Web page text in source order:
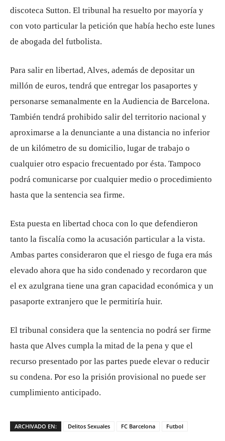
discoteca Sutton. El tribunal ha resuelto por mayoría y
con voto particular la petición que había hecho este lunes
de abogada del futbolista.
Para salir en libertad, Alves, además de depositar un
millón de euros, tendrá que entregar los pasaportes y
personarse semanalmente en la Audiencia de Barcelona.
También tendrá prohibido salir del territorio nacional y
aproximarse a la denunciante a una distancia no inferior
de un kilómetro de su domicilio, lugar de trabajo o
cualquier otro espacio frecuentado por ésta. Tampoco
podrá comunicarse por cualquier medio o procedimiento
hasta que la sentencia sea firme.
Esta puesta en libertad choca con lo que defendieron
tanto la fiscalía como la acusación particular a la vista.
Ambas partes consideraron que el riesgo de fuga era más
elevado ahora que ha sido condenado y recordaron que
el ex azulgrana tiene una gran capacidad económica y un
pasaporte extranjero que le permitiría huir.
El tribunal considera que la sentencia no podrá ser firme
hasta que Alves cumpla la mitad de la pena y que el
recurso presentado por las partes puede elevar o reducir
su condena. Por eso la prisión provisional no puede ser
cumplimiento anticipado.
ARCHIVADO EN: Delitos Sexuales FC Barcelona Futbol